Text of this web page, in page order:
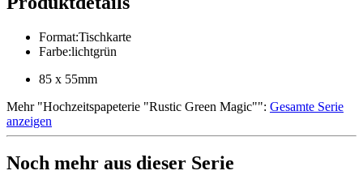
Format:Tischkarte
Farbe:lichtgrün
85 x 55mm
Mehr"Hochzeitspapeterie "Rustic Green Magic"": Gesamte Serie
anzeigen
Noch mehr aus dieser Serie